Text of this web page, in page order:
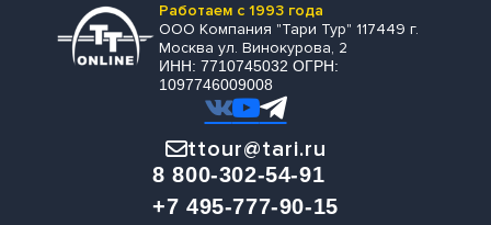
Работаем с 1993 года
ООО Компания "Тари Тур" 117449 г.
Москва ул. Винокурова, 2
ИНН: 7710745032 ОГРН:
1097746009008
ttour@tari.ru
8 800-302-54-91
+7 495-777-90-15